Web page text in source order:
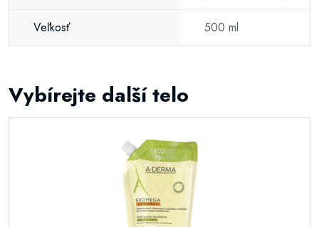
Veľkosť 500 ml
Vybírejte další telo